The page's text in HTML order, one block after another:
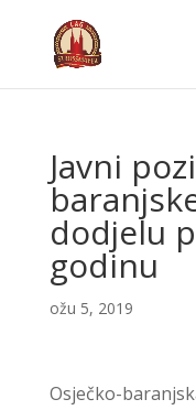
Javni
dodjelu
godinu
ožu 5, 2019
Osječko-